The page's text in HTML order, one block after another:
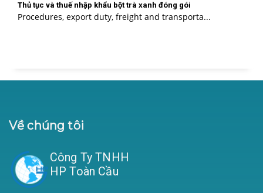
Thủ tục và thuế nhập khẩu bột trà xanh đóng gói
Procedures, export duty, freight and transporta...
Về chúng tôi
Công Ty TNHH
HP Toàn Cầu